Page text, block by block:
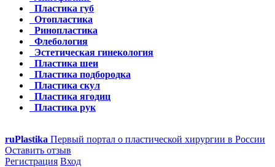
Пластика губ
Отопластика
Ринопластика
Флебология
Эстетическая гинекология
Пластика шеи
Пластика подбородка
Пластика скул
Пластика ягодиц
Пластика рук
ruPlastika Первый портал о пластической хирургии в России
Оставить отзыв
Регистрация Вход